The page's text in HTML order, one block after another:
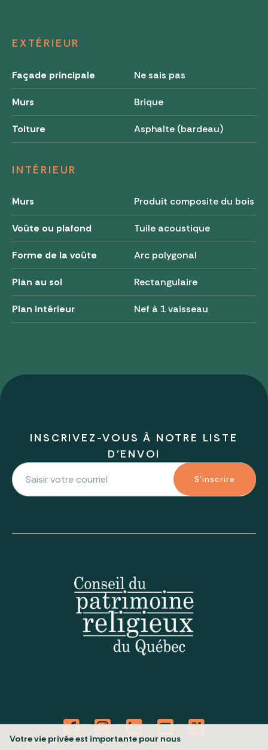
EXTÉRIEUR
Façade principale Ne sais pas
Murs Brique
Toiture Asphalte (bardeau)
INTÉRIEUR
Murs Produit composite du bois
Voûte ou plafond Tuile acoustique
Forme de la voûte Arc polygonal
Plan au sol Rectangulaire
Plan intérieur Nef à 1 vaisseau
INSCRIVEZ-VOUS À NOTRE LISTE
D'ENVOI
S'inscrire
Votre vie privée est importante pour nous